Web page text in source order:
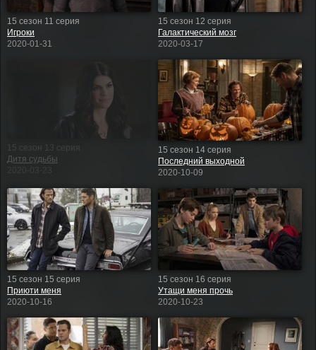
15 сезон 11 серия
Игроки
2020-01-31
15 сезон 12 серия
Галактический мозг
2020-03-17
15 сезон 13 серия
Дитя судьбы
15 сезон 14 серия
Последний выходной
2020-10-09
15 сезон 15 серия
Приюти меня
2020-10-16
15 сезон 16 серия
Утащи меня прочь
2020-10-23